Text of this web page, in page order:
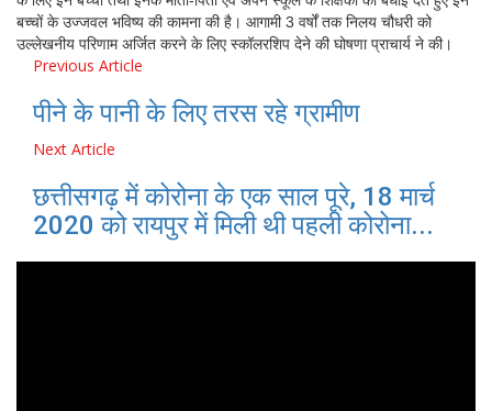
बच्चों के उज्जवल भविष्य की कामना की है। आगामी 3 वर्षों तक निलय चौधरी को
उल्लेखनीय परिणाम अर्जित करने के लिए स्कॉलरशिप देने की घोषणा प्राचार्य ने की।
Previous Article
पीने के पानी के लिए तरस रहे ग्रामीण
Next Article
छत्तीसगढ़ में कोरोना के एक साल पूरे, 18 मार्च
2020 को रायपुर में मिली थी पहली कोरोना...